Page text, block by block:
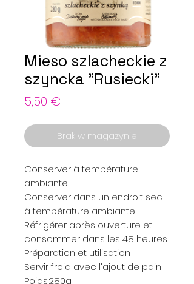
Mieso szlacheckie z
szyncka "Rusiecki"
5,50 €
Brak w magazynie
Conserver à température
ambiante
Conserver dans un endroit sec
à température ambiante.
Réfrigérer après ouverture et
consommer dans les 48 heures.
Préparation et utilisation :
Servir froid avec l'ajout de pain
Poids:280g